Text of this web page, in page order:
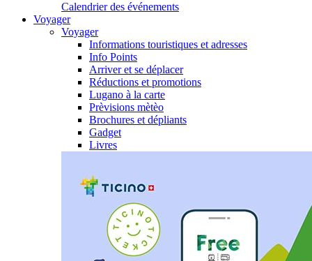
Calendrier des événements
Voyager
Voyager
Informations touristiques et adresses
Info Points
Arriver et se déplacer
Réductions et promotions
Lugano à la carte
Prèvisions mètèo
Brochures et dépliants
Gadget
Livres